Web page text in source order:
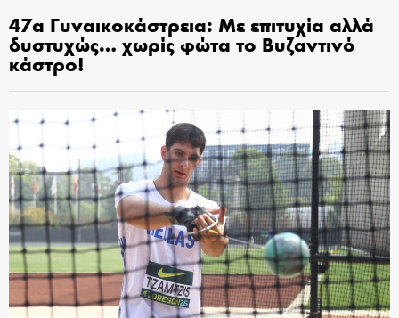
47α Γυναικοκάστρεια: Με επιτυχία αλλά
δυστυχώς… χωρίς φώτα το Βυζαντινό
κάστρο!